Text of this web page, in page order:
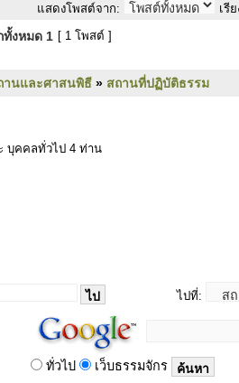
แสดงโพสต์จาก: เรี
ทั้งหมด 1 [ 1 โพสต์ ]
านและศาสนพิธี » สถานที่ปฏิบัติธรรม
บุคคลทั่วไป 4 ท่าน
ไปที่:
ทั่วไป เว็บธรรมจักร